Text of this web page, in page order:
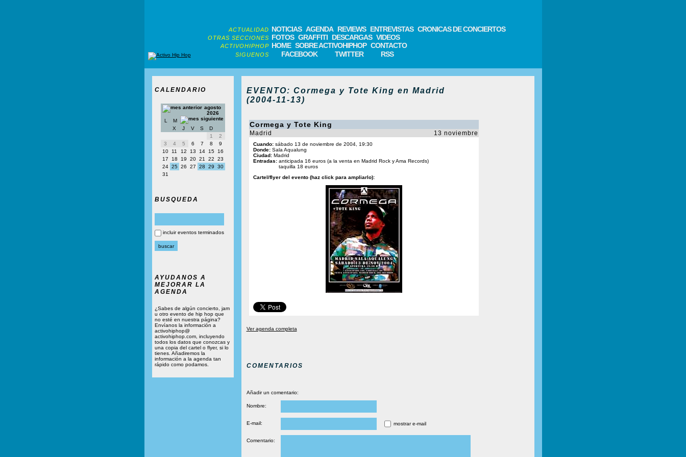
ACTUALIDAD NOTICIAS AGENDA REVIEWS ENTREVISTAS CRONICAS DE CONCIERTOS
OTRAS SECCIONES FOTOS GRAFFITI DESCARGAS VIDEOS
ACTIVOHIPHOP HOME SOBRE ACTIVOHIPHOP CONTACTO
SIGUENOS FACEBOOK TWITTER RSS
CALENDARIO
agosto
2026
L
M
X
J V S
D
1
2
3
4 5 6 7 8
9
10
11 12 13 14 15
16
17
18 19 20 21 22
23
24 25 26 27 28 29
30
31
BUSQUEDA
incluir eventos terminados
AYUDANOS A
MEJORAR LA
AGENDA
¿Sabes de algún concierto, jam
u otro evento de hip hop que
no esté en nuestra página?
Envíanos la información a
activohiphop@
activohiphop.com, incluyendo
todos los datos que conozcas y
una copia del cartel o flyer, si lo
tienes. Añadiremos la
información a la agenda tan
rápido como podamos.
EVENTO: Cormega y Tote King en Madrid
(2004-11-13)
Cormega y Tote King
Madrid 13 noviembre
Cuando:sábado 13 de noviembre de 2004, 19:30
Donde:Sala Aqualung
Ciudad:Madrid
Entradas: anticipada 16 euros (a la venta en Madrid Rock y Ama Records)
taquilla 18 euros
Cartel/flyer del evento (haz click para ampliarlo):
Ver agenda completa
COMENTARIOS
Añadir un comentario:
Nombre:
E-mail: mostrar e-mail
Comentario: